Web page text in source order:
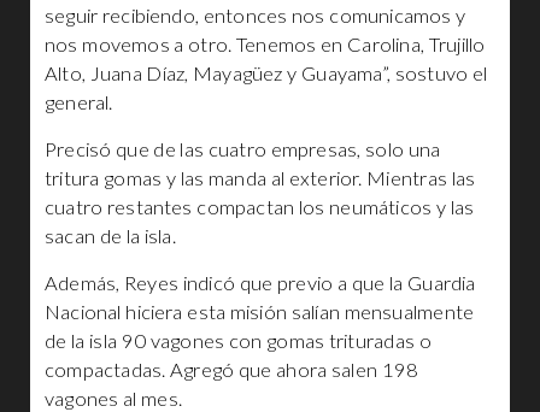
seguir recibiendo, entonces nos comunicamos y
nos movemos a otro. Tenemos en Carolina, Trujillo
Alto, Juana Díaz, Mayagüez y Guayama”, sostuvo el
general.
Precisó que de las cuatro empresas, solo una
tritura gomas y las manda al exterior. Mientras las
cuatro restantes compactan los neumáticos y las
sacan de la isla.
Además, Reyes indicó que previo a que la Guardia
Nacional hiciera esta misión salían mensualmente
de la isla 90 vagones con gomas trituradas o
compactadas. Agregó que ahora salen 198
vagones al mes.